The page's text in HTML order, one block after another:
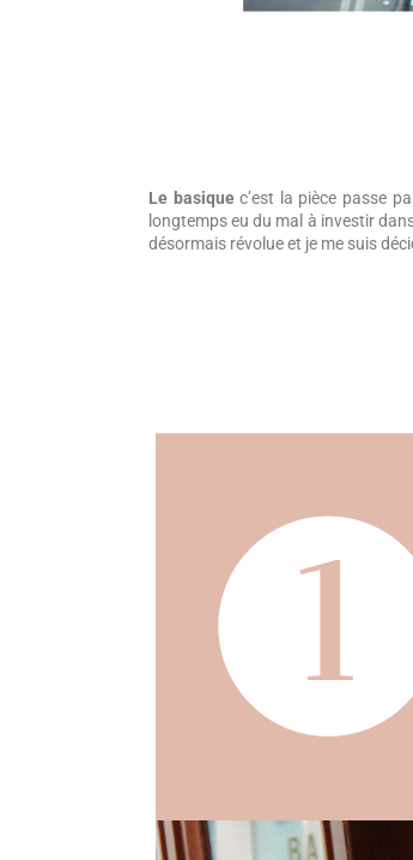
Le basiquec’est la pièce passe
longtemps eu du mal à investir
désormais révolue et je me suis